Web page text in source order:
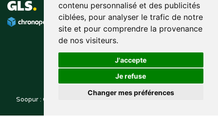
contenu personnalisé et des publicités
ciblées, pour analyser le trafic de notre
site et pour comprendre la provenance
de nos visiteurs.
J'accepte
Je refuse
Changer mes préférences
Soopur : Cosmétiques, soin de la peau, maquillage, toutes vos